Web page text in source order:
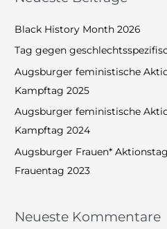
h
a
c
h
:
Black History Month 2026
Tag gegen
Augsburger feministische
Kampftag 2025
Augsburger feministische
Kampftag 2024
Augsburger Frauen*
Frauentag 2023
Neueste Kommentare